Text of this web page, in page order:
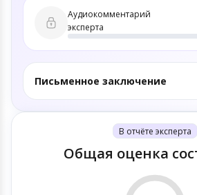
Аудиокомментарий
эксперта
Письменное заключение
В отчёте эксперта
Общая оценка